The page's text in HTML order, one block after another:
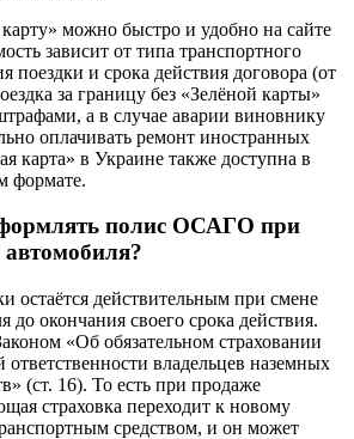
можно быстро и удобно на сайте
зависит от типа транспортного
поездки и срока действия договора (от
за границу без «Зелёной карты»
а в случае аварии виновнику
оплачивать ремонт иностранных
карта» в Украине также доступна в
формате.
полис ОСАГО при
автомобиля?
остаётся действительным при смене
до окончания своего срока действия.
«Об обязательном страховании
ответственности владельцев наземных
(ст. 16). То есть при продаже
страховка переходит к новому
средством, и он может